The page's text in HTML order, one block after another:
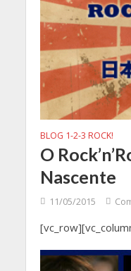
BLOG 1-2-3 ROCK!
O
Nascente
11/05/2015